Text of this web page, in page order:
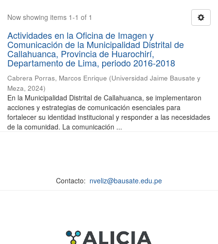
Now showing items 1-1 of 1
Actividades en la Oficina de Imagen y
Comunicación de la Municipalidad Distrital de
Callahuanca, Provincia de Huarochirí,
Departamento de Lima, periodo 2016-2018
Cabrera Porras, Marcos Enrique (Universidad Jaime Bausate y
Meza, 2024)
En la Municipalidad Distrital de Callahuanca, se implementaron
acciones y estrategias de comunicación esenciales para
fortalecer su identidad institucional y responder a las necesidades
de la comunidad. La comunicación ...
Contacto: nveliz@bausate.edu.pe